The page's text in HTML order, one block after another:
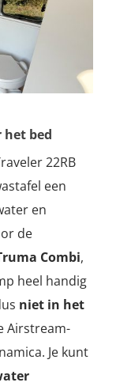
het bed
22RB
een
en
de
Combi,
heel handig
niet in het
Airstream-
Je kunt